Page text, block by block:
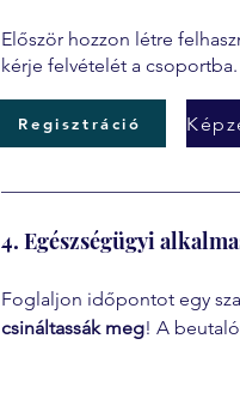
Először hozzon létre
kérje felvételét a
Regisztráció
4. Egészségügyi
Foglaljon időpontot egy
csináltassák meg! A